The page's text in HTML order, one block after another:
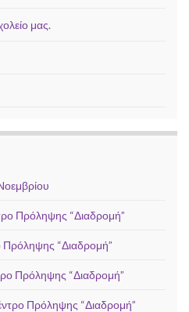
μας.
Πρόληψης “Διαδρομή”
“Διαδρομή”
Πρόληψης “Διαδρομή”
Πρόληψης “Διαδρομή”